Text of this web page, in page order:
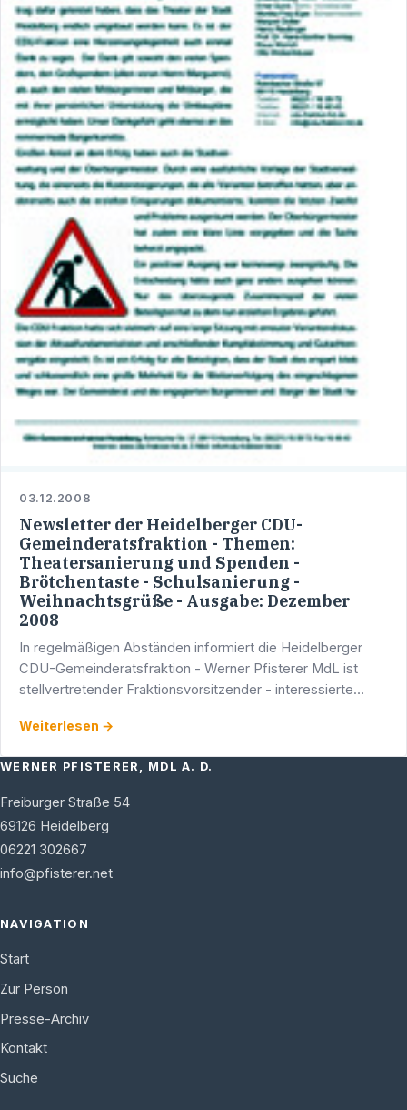
03.12.2008
Newsletter der Heidelberger CDU-
Gemeinderatsfraktion - Themen:
Theatersanierung und Spenden -
Brötchentaste - Schulsanierung -
Weihnachtsgrüße - Ausgabe: Dezember
2008
In regelmäßigen Abständen informiert die Heidelberger
CDU-Gemeinderatsfraktion - Werner Pfisterer MdL ist
stellvertretender Fraktionsvorsitzender - interessierte
…
Weiterlesen →
WERNER PFISTERER, MDL A. D.
Freiburger Straße 54
69126 Heidelberg
06221 302667
info@pfisterer.net
NAVIGATION
Start
Zur Person
Presse-Archiv
Kontakt
Suche